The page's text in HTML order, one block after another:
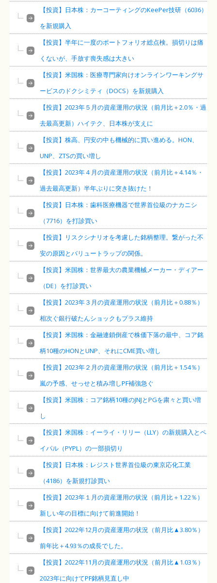
【投資】日本株：カーコーティングのKeePer技研（6036）
を新規購入
【投資】半年に一度のポートフォリオ総点検。損切りは痛
くないが、手放す喪失感は大きい
【投資】米国株：医療専門家向けオンラインワーキングサ
ービスのドクシミティ（DOCS）を新規購入
【投資】2023年５月の資産運用の状況（前月比＋2.0％・過
去最高更新）ハイテク、日本株が支えに
【投資】株高、円安の中も機械的に買い進める。HON、
UNP、ZTSの買い増し
【投資】2023年４月の資産運用の状況（前月比＋4.14％・
過去最高更新）半年ぶりに突き抜けた！
【投資】日本株：歯科医療機器で世界首位級のナカニシ
（7716）を打診買い
【投資】リスクシナリオを考慮した銘柄整理。繋がった不
安の原因とバリュートラップの関係。
【投資】米国株：世界最大の農業機械メーカー・ディアー
（DE）を打診買い
【投資】2023年３月の資産運用の状況（前月比＋0.88％）
相次ぐ銀行破たんショックもプラス維持
【投資】米国株：金融連鎖倒産で株価下落の最中、コア銘
柄10種のHONとUNP、それにCME買い増し
【投資】2023年２月の資産運用の状況（前月比＋1.54％）
嵐の予感、せっせと積み増しPF補強急ぐ
【投資】米国株：コア銘柄10種のJNJとPGを粛々と買い増
し
【投資】米国株：イーライ・リリー（LLY）の新規購入とペ
イパル（PYPL）の一部損切り
【投資】日本株：レジスト世界首位級の東京応化工業
（4186）を新規打診買い
【投資】2023年１月の資産運用の状況（前月比＋1.22％）
新しい年の目標に向けて前進開始！
【投資】2022年12月の資産運用の状況（前月比▲3.80％）
前年比＋4.93％の成長でした。
【投資】2022年11月の資産運用の状況（前月比▲1.03％）
2023年に向けてPF銘柄見直し中